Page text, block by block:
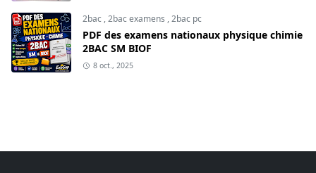
2bac ,2bac examens ,2bac pc
PDF des examens nationaux physique chimie
2BAC SM BIOF
8 oct., 2025